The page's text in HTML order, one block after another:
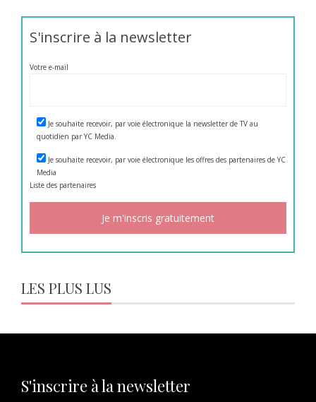
S'inscrire à la newsletter
Votre e-mail
Je souhaite recevoir, par voie électronique la newsletter de TV au
quotidien par YC Media.
Je souhaite recevoir, par voie électronique les offres des partenaires de YC
Media
Liste des partenaires
LES PLUS LUS
S'inscrire à la newsletter